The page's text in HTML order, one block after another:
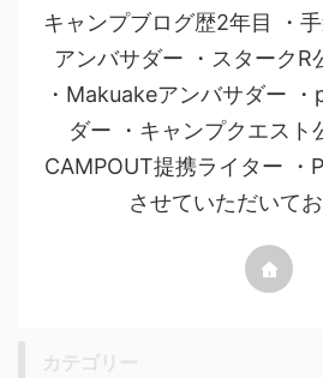
キャンプブログ歴2年目 ・
アンバサダー ・スタークR
・Makuakeアンバサダー
ダー ・キャンプクエスト
CAMPOUT提携ライター ・
させていただいてお